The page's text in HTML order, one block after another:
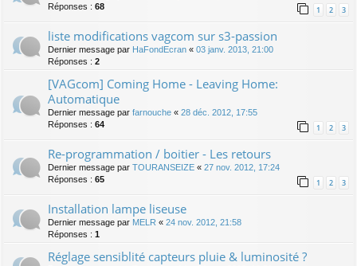
Réponses : 68 1 2 3
liste modifications vagcom sur s3-passion
Dernier message par HaFondEcran « 03 janv. 2013, 21:00
Réponses : 2
[VAGcom] Coming Home - Leaving Home:
Automatique
Dernier message par farnouche « 28 déc. 2012, 17:55
Réponses : 64 1 2 3
Re-programmation / boitier - Les retours
Dernier message par TOURANSEIZE « 27 nov. 2012, 17:24
Réponses : 65 1 2 3
Installation lampe liseuse
Dernier message par MELR « 24 nov. 2012, 21:58
Réponses : 1
Réglage sensiblité capteurs pluie & luminosité ?